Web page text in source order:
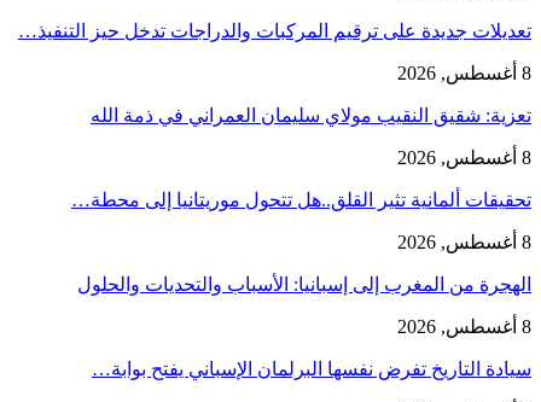
تعديلات جديدة على ترقيم المركبات والدراجات تدخل حيز التنفيذ…
8 أغسطس, 2026
تعزية: شقيق النقيب مولاي سليمان العمراني في ذمة الله
8 أغسطس, 2026
تحقيقات ألمانية تثير القلق..هل تتحول موريتانيا إلى محطة…
8 أغسطس, 2026
الهجرة من المغرب إلى إسبانيا: الأسباب والتحديات والحلول
8 أغسطس, 2026
سيادة التاريخ تفرض نفسها البرلمان الإسباني يفتح بوابة…